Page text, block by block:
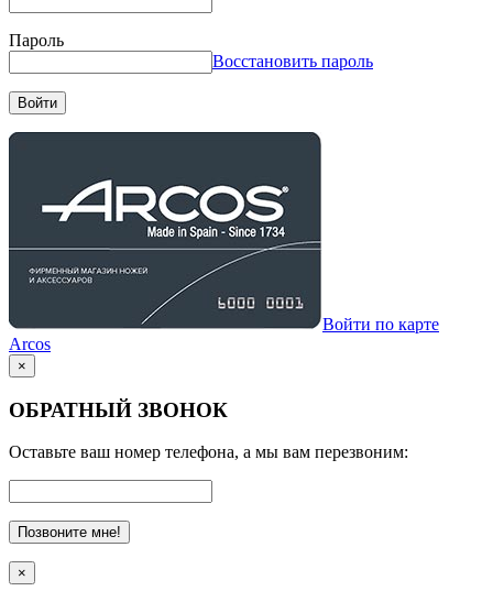
Пароль
Восстановить пароль
Войти
Войти по карте
Arcos
×
ОБРАТНЫЙ ЗВОНОК
Оставьте ваш номер телефона, а мы вам перезвоним:
Позвоните мне!
×